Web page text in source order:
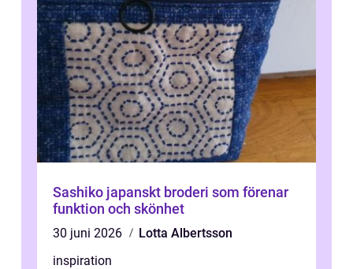
Sashiko japanskt broderi som förenar
funktion och skönhet
30 juni 2026
Lotta Albertsson
inspiration